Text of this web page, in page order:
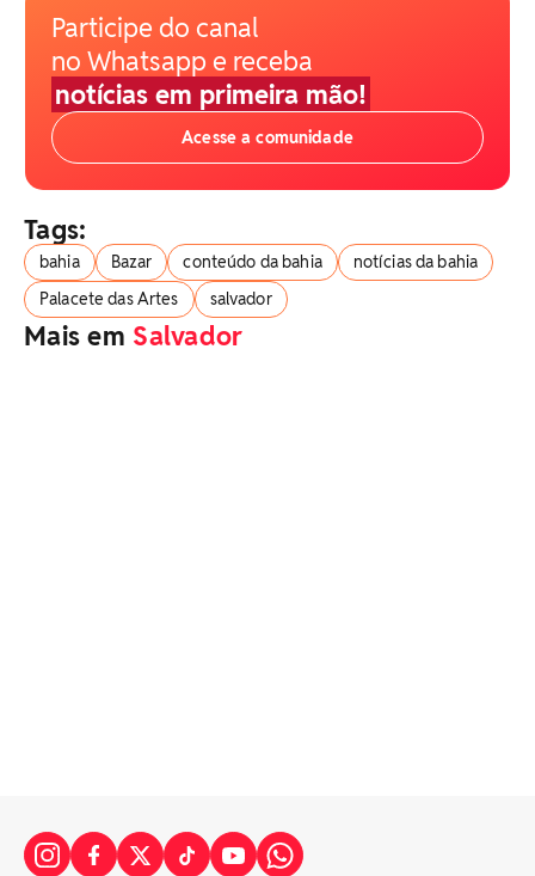
Participe do canal
no Whatsapp e receba
notícias em primeira mão!
Acesse a comunidade
Tags:
bahia Bazar conteúdo da bahia
notícias da bahia
Palacete das Artes
salvador
Mais em Salvador